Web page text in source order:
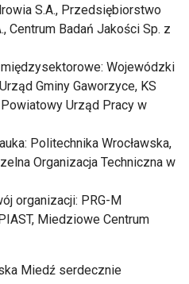
S.A., Przedsiębiorstwo
Centrum Badań Jakości Sp. z
Wojewódzki
Gminy Gaworzyce, KS
Urząd Pracy w
Politechnika Wrocławska,
Organizacja Techniczna w
organizacji: PRG-M
Miedziowe Centrum
Miedź serdecznie